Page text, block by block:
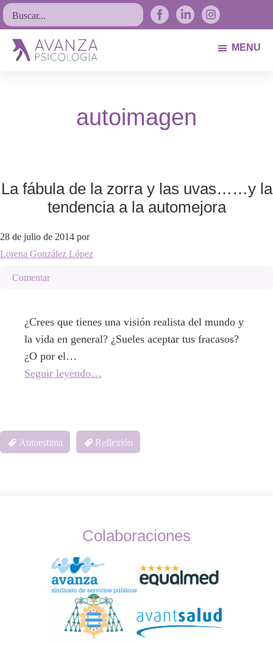
Saltar
a
navegación
Saltar
al
contenido
principal
Saltar
al
pie
Buscar...
MENU
autoimagen
La fábula de la zorra y las uvas……y la
tendencia a la automejora
28 de julio de 2014 por
Lorena González López
Comentar
¿Crees que tienes una visión realista del mundo y
la vida en general? ¿Sueles aceptar tus fracasos?
¿O por el…
Seguir leyendo…
Autoestima Reflexión
Colaboraciones